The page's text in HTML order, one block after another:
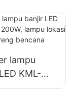
lampu lokasi
lampu
KML-
lampu